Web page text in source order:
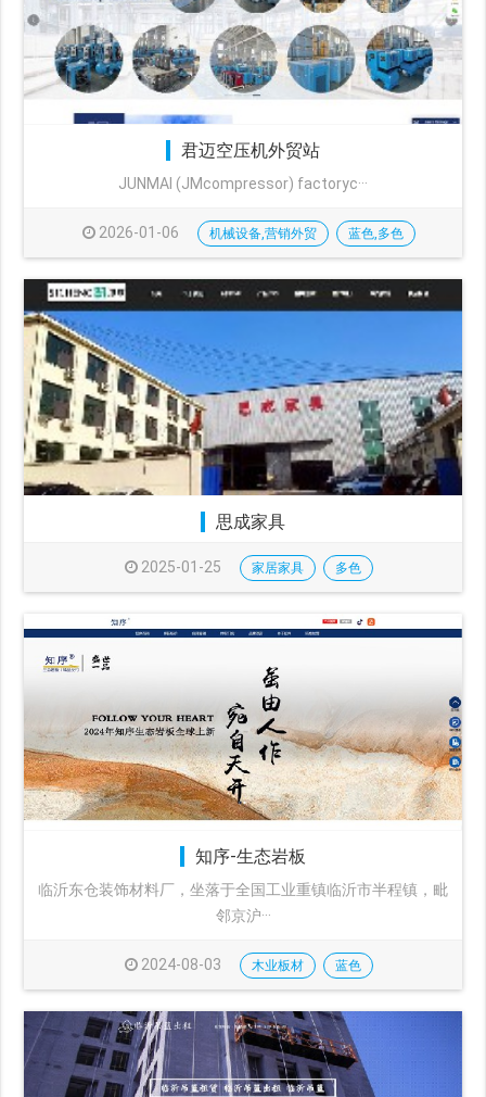
君迈空压机外贸站
JUNMAI (JMcompressor) factoryc···
2026-01-06 机械设备,营销外贸 蓝色,多色
思成家具
2025-01-25 家居家具 多色
知序-生态岩板
临沂东仓装饰材料厂，坐落于全国工业重镇临沂市半程镇，毗
邻京沪···
2024-08-03 木业板材 蓝色